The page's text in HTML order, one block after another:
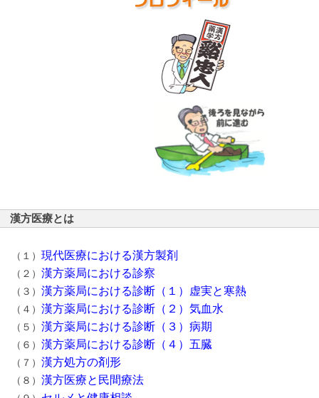
漢方医療とは
（１） 現代医療における漢方製剤
（２） 漢方薬局における診察
（３） 漢方薬局における診断（１）虚実と寒熱
（４） 漢方薬局における診断（２）気血水
（５） 漢方薬局における診断（３）病期
（６） 漢方薬局における診断（４）五臓
（７） 漢方処方の剤形
（８） 漢方医療と民間療法